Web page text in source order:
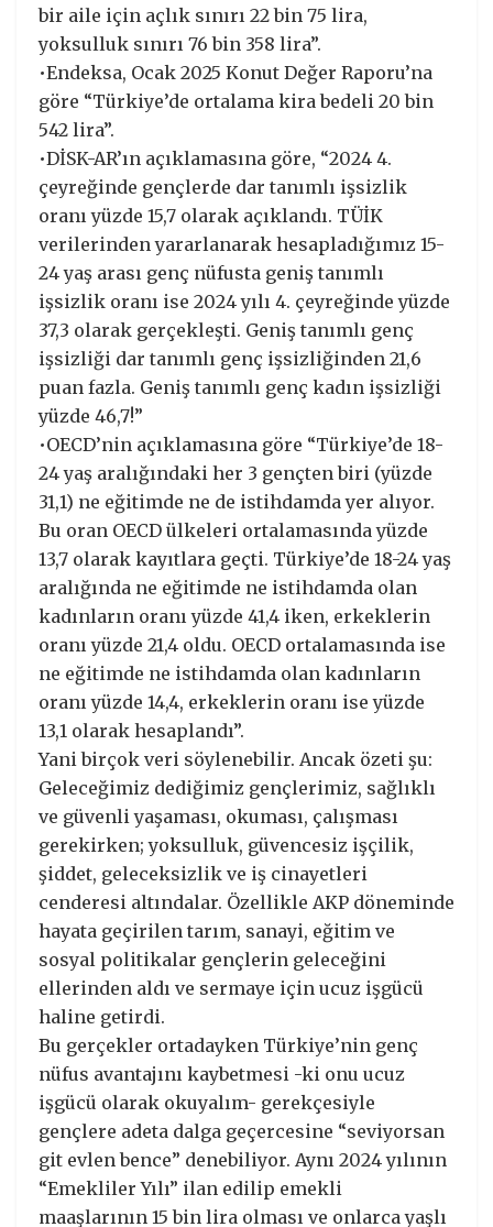
bir aile için açlık sınırı 22 bin 75 lira,
yoksulluk sınırı 76 bin 358 lira”.
•Endeksa, Ocak 2025 Konut Değer Raporu’na
göre “Türkiye’de ortalama kira bedeli 20 bin
542 lira”.
•DİSK-AR’ın açıklamasına göre, “2024 4.
çeyreğinde gençlerde dar tanımlı işsizlik
oranı yüzde 15,7 olarak açıklandı. TÜİK
verilerinden yararlanarak hesapladığımız 15-
24 yaş arası genç nüfusta geniş tanımlı
işsizlik oranı ise 2024 yılı 4. çeyreğinde yüzde
37,3 olarak gerçekleşti. Geniş tanımlı genç
işsizliği dar tanımlı genç işsizliğinden 21,6
puan fazla. Geniş tanımlı genç kadın işsizliği
yüzde 46,7!”
•OECD’nin açıklamasına göre “Türkiye’de 18-
24 yaş aralığındaki her 3 gençten biri (yüzde
31,1) ne eğitimde ne de istihdamda yer alıyor.
Bu oran OECD ülkeleri ortalamasında yüzde
13,7 olarak kayıtlara geçti. Türkiye’de 18-24 yaş
aralığında ne eğitimde ne istihdamda olan
kadınların oranı yüzde 41,4 iken, erkeklerin
oranı yüzde 21,4 oldu. OECD ortalamasında ise
ne eğitimde ne istihdamda olan kadınların
oranı yüzde 14,4, erkeklerin oranı ise yüzde
13,1 olarak hesaplandı”.
Yani birçok veri söylenebilir. Ancak özeti şu:
Geleceğimiz dediğimiz gençlerimiz, sağlıklı
ve güvenli yaşaması, okuması, çalışması
gerekirken; yoksulluk, güvencesiz işçilik,
şiddet, geleceksizlik ve iş cinayetleri
cenderesi altındalar. Özellikle AKP döneminde
hayata geçirilen tarım, sanayi, eğitim ve
sosyal politikalar gençlerin geleceğini
ellerinden aldı ve sermaye için ucuz işgücü
haline getirdi.
Bu gerçekler ortadayken Türkiye’nin genç
nüfus avantajını kaybetmesi -ki onu ucuz
işgücü olarak okuyalım- gerekçesiyle
gençlere adeta dalga geçercesine “seviyorsan
git evlen bence” denebiliyor. Aynı 2024 yılının
“Emekliler Yılı” ilan edilip emekli
maaşlarının 15 bin lira olması ve onlarca yaşlı